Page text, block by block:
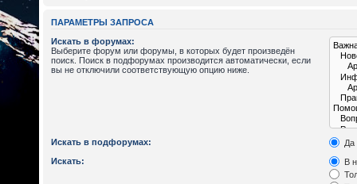
ПАРАМЕТРЫ ЗАПРОСА
Искать в форумах:
Выберите форум или форумы, в которых будет произведён
поиск. Поиск в подфорумах производится автоматически, если
вы не отключили соответствующую опцию ниже.
Искать в подфорумах:
Да
Искать:
В